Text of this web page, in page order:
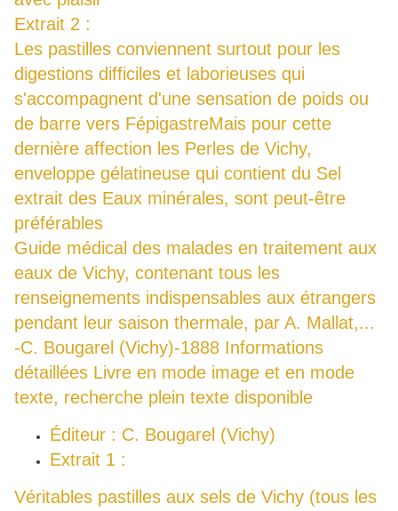
Extrait 2 :
Les pastilles conviennent surtout pour les
digestions difficiles et laborieuses qui
s'accompagnent d'une sensation de poids ou
de barre vers FépigastreMais pour cette
dernière affection les Perles de Vichy,
enveloppe gélatineuse qui contient du Sel
extrait des Eaux minérales, sont peut-être
préférables
Guide médical des malades en traitement aux
eaux de Vichy, contenant tous les
renseignements indispensables aux étrangers
pendant leur saison thermale, par A. Mallat,...
-C. Bougarel (Vichy)-1888 Informations
détaillées Livre en mode image et en mode
texte, recherche plein texte disponible
Éditeur : C. Bougarel (Vichy)
Extrait 1 :
Véritables pastilles aux sels de Vichy (tous les